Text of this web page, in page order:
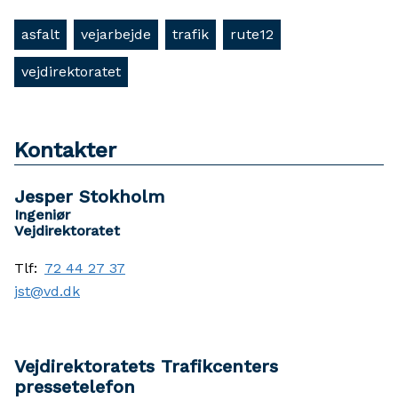
asfalt vejarbejde trafik rute12
vejdirektoratet
Kontakter
Jesper Stokholm
Ingeniør
Vejdirektoratet
Tlf: 72 44 27 37
jst@vd.dk
Vejdirektoratets Trafikcenters
pressetelefon